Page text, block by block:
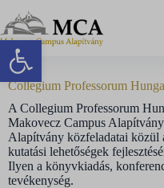
Eszköztár megnyitása
Collegium Professorum
A Collegium Professorum
Makovecz Campus
Alapítvány közfeladatai közül
kutatási lehetőségek
Ilyen a könyvkiadás,
tevékenység.